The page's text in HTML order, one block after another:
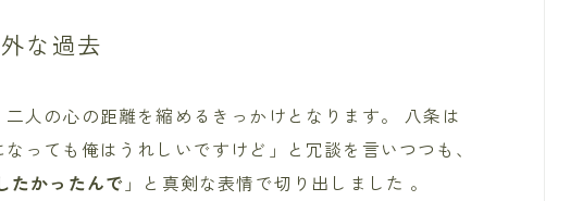
な過去
人の心の距離を縮めるきっかけとなります。 八条は
っても俺はうれしいですけど」と冗談を言いつつも、
たかったんで 」と真剣な表情で切り出しました 。